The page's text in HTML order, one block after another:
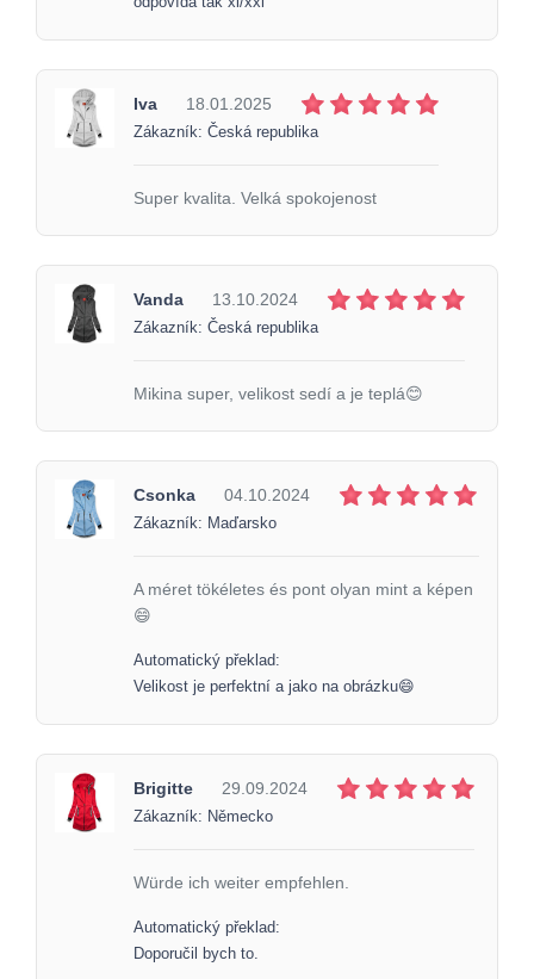
Iva 18.01.2025
Zákazník: Česká republika
Super kvalita. Velká spokojenost
Vanda 13.10.2024
Zákazník: Česká republika
Mikina super, velikost sedí a je teplá😊
Csonka 04.10.2024
Zákazník: Maďarsko
A méret tökéletes és pont olyan mint a képen
😄
Automatický překlad:
Velikost je perfektní a jako na obrázku😄
Brigitte 29.09.2024
Zákazník: Německo
Würde ich weiter empfehlen.
Automatický překlad:
Doporučil bych to.